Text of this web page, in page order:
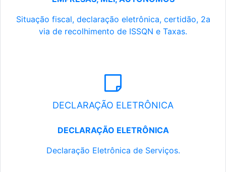
Situação fiscal, declaração eletrônica, certidão, 2a
via de recolhimento de ISSQN e Taxas.
DECLARAÇÃO ELETRÔNICA
DECLARAÇÃO ELETRÔNICA
Declaração Eletrônica de Serviços.